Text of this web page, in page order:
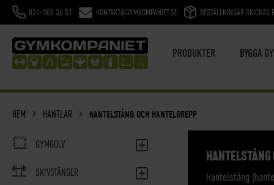
HOPPA
INNEHÅLL
031-306 36 51 KONTAKT@GYMKOMPANIET.SE BESTÄLLNINGAR SKICKAS
PRODUKTER BYGGA
HEM HANTLAR HANTELSTÅNG OCH HANTELGREPP
GYMGOLV
SKIVSTÄNGER
Hantelstång